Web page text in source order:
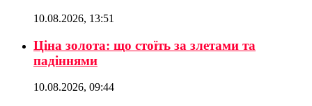
10.08.2026, 13:51
Ціна золота: що стоїть за злетами та
падіннями
10.08.2026, 09:44